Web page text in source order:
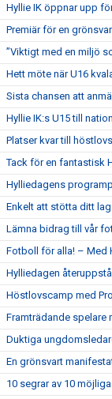
Hyllie IK öppnar upp
Premiär för en
”Viktigt med en miljö
Hett möte när U16
Sista chansen att
Hyllie IK:s U15 till
Platser kvar till
Tack för en fantastisk
Hylliedagens
Enkelt att stötta ditt
Lämna bidrag till vår
Fotboll för alla! – Med
Hylliedagen
Höstlovscamp med
Framträdande spelare
Duktiga
En grönsvart
10 segrar av 10